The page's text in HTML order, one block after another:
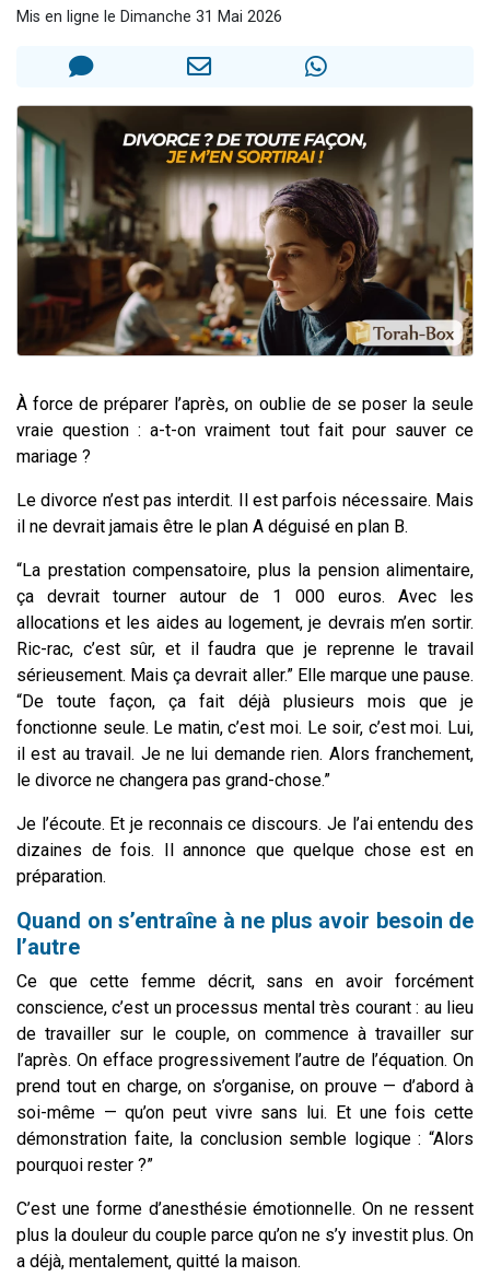
12 nouvelles musiques dans Torah-Box Music
Mis en ligne le Dimanche 31 Mai 2026
À force de préparer l’après, on oublie de se poser la seule
vraie question : a-t-on vraiment tout fait pour sauver ce
mariage ?
Le divorce n’est pas interdit. Il est parfois nécessaire. Mais
il ne devrait jamais être le plan A déguisé en plan B.
“La prestation compensatoire, plus la pension alimentaire,
ça devrait tourner autour de 1 000 euros. Avec les
allocations et les aides au logement, je devrais m’en sortir.
Ric-rac, c’est sûr, et il faudra que je reprenne le travail
sérieusement. Mais ça devrait aller.” Elle marque une pause.
“De toute façon, ça fait déjà plusieurs mois que je
fonctionne seule. Le matin, c’est moi. Le soir, c’est moi. Lui,
il est au travail. Je ne lui demande rien. Alors franchement,
le divorce ne changera pas grand-chose.”
Je l’écoute. Et je reconnais ce discours. Je l’ai entendu des
dizaines de fois. Il annonce que quelque chose est en
préparation.
Quand on s’entraîne à ne plus avoir besoin de
l’autre
Ce que cette femme décrit, sans en avoir forcément
conscience, c’est un processus mental très courant : au lieu
de travailler sur le couple, on commence à travailler sur
l’après. On efface progressivement l’autre de l’équation. On
prend tout en charge, on s’organise, on prouve — d’abord à
soi-même — qu’on peut vivre sans lui. Et une fois cette
démonstration faite, la conclusion semble logique : “Alors
pourquoi rester ?”
C’est une forme d’anesthésie émotionnelle. On ne ressent
plus la douleur du couple parce qu’on ne s’y investit plus. On
a déjà, mentalement, quitté la maison.